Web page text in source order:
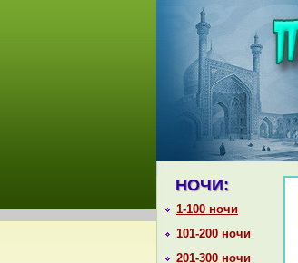
НОЧИ:
1-100 ночи
101-200 ночи
201-300 ночи